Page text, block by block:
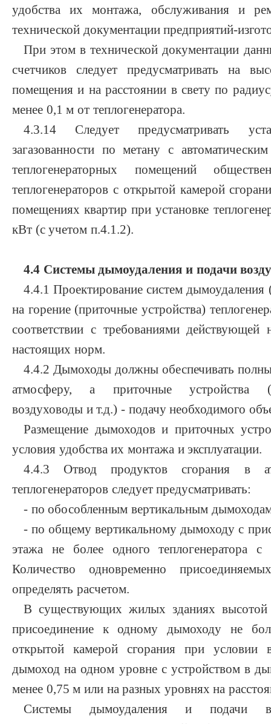
удобства их монтажа, обслуживания и
технической документации предприятий-
При этом в технической документации
счетчиков следует предусматривать на
помещения и на расстоянии в свету по
менее 0,1 м от теплогенератора.
4.3.14 Следует предусматривать
загазованности по метану с
теплогенераторных помещений
теплогенераторов с открытой камерой
помещениях квартир при установке
кВт (с учетом п.4.1.2).
4.4 Системы дымоудаления и подачи
4.4.1 Проектирование систем
на горение (приточные устройства)
соответствии с требованиями действующей
настоящих норм.
4.4.2 Дымоходы должны обеспечивать
атмосферу, а приточные устройства
воздуховоды и т.д.) - подачу необходимого
Размещение дымоходов и приточных
условия удобства их монтажа и эксплуатации.
4.4.3 Отвод продуктов сгорания в
теплогенераторов следует предусматривать:
- по обособленным вертикальным
- по общему вертикальному дымоходу с
этажа не более одного теплогенератора с
Количество одновременно
определять расчетом.
В существующих жилых зданиях высотой
присоединение к одному дымоходу не
открытой камерой сгорания при условии
дымоход на одном уровне с устройством в
менее 0,75 м или на разных уровнях на
Системы дымоудаления и подачи